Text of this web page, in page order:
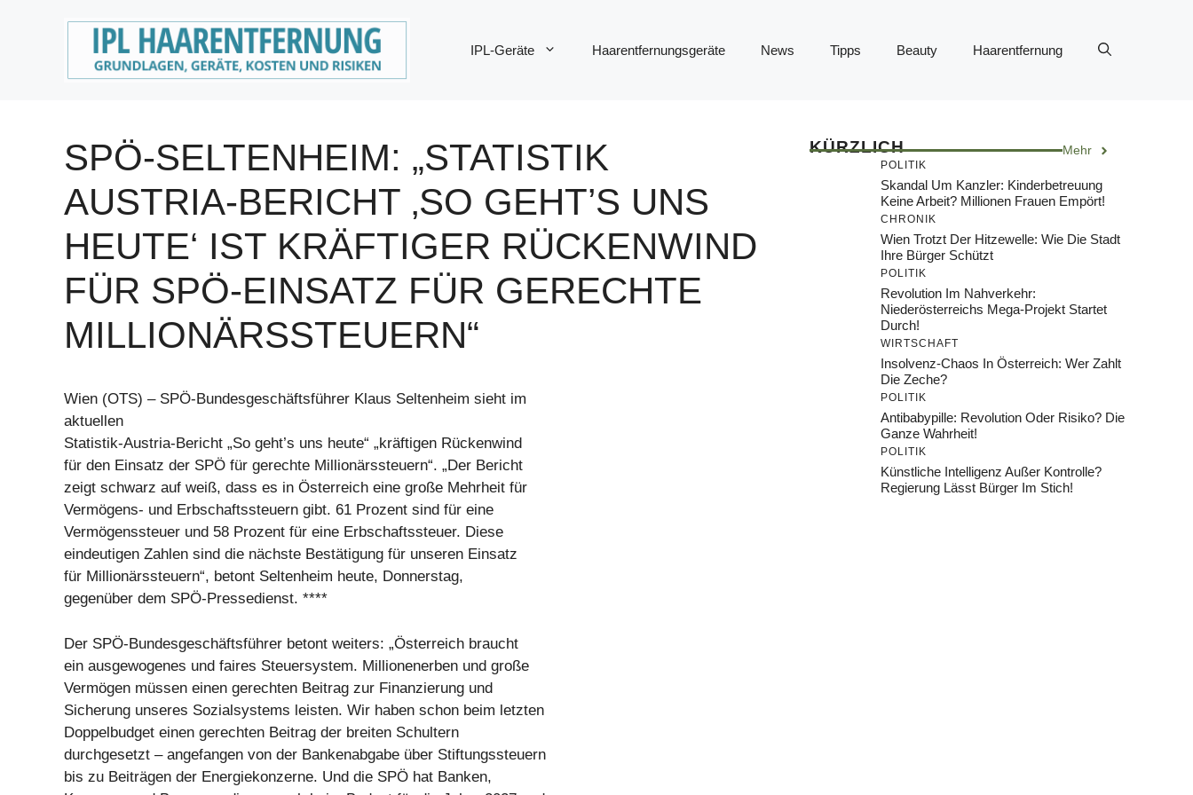
IPL-Geräte Haarentfernungsgeräte News Tipps Beauty Haarentfernung
SPÖ-SELTENHEIM: „STATISTIK
AUSTRIA-BERICHT ‚SO GEHT’S UNS
HEUTE‘ IST KRÄFTIGER RÜCKENWIND
FÜR SPÖ-EINSATZ FÜR GERECHTE
MILLIONÄRSSTEUERN“
Wien (OTS) – SPÖ-Bundesgeschäftsführer Klaus Seltenheim sieht im
aktuellen
Statistik-Austria-Bericht „So geht’s uns heute“ „kräftigen Rückenwind
für den Einsatz der SPÖ für gerechte Millionärssteuern“. „Der Bericht
zeigt schwarz auf weiß, dass es in Österreich eine große Mehrheit für
Vermögens- und Erbschaftssteuern gibt. 61 Prozent sind für eine
Vermögenssteuer und 58 Prozent für eine Erbschaftssteuer. Diese
eindeutigen Zahlen sind die nächste Bestätigung für unseren Einsatz
für Millionärssteuern“, betont Seltenheim heute, Donnerstag,
gegenüber dem SPÖ-Pressedienst. ****
Der SPÖ-Bundesgeschäftsführer betont weiters: „Österreich braucht
ein ausgewogenes und faires Steuersystem. Millionenerben und große
Vermögen müssen einen gerechten Beitrag zur Finanzierung und
Sicherung unseres Sozialsystems leisten. Wir haben schon beim letzten
Doppelbudget einen gerechten Beitrag der breiten Schultern
durchgesetzt – angefangen von der Bankenabgabe über Stiftungssteuern
bis zu Beiträgen der Energiekonzerne. Und die SPÖ hat Banken,
KÜRZLICH Mehr
POLITIK
Skandal Um Kanzler: Kinderbetreuung
Keine Arbeit? Millionen Frauen Empört!
CHRONIK
Wien Trotzt Der Hitzewelle: Wie Die Stadt
Ihre Bürger Schützt
POLITIK
Revolution Im Nahverkehr:
Niederösterreichs Mega-Projekt Startet
Durch!
WIRTSCHAFT
Insolvenz-Chaos In Österreich: Wer Zahlt
Die Zeche?
POLITIK
Antibabypille: Revolution Oder Risiko? Die
Ganze Wahrheit!
POLITIK
Künstliche Intelligenz Außer Kontrolle?
Regierung Lässt Bürger Im Stich!